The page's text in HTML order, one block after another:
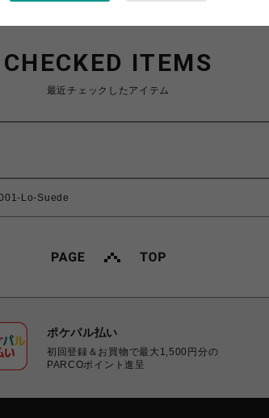
CHECKED ITEMS
最近チェックしたアイテム
Lo-Suede
ポケパル払い
初回登録＆お買物で最大1,500円分の
PARCOポイント進呈